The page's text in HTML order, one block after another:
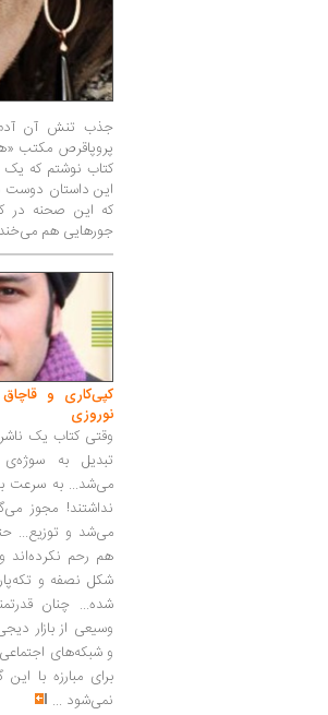
جذب تنش آن
پروپاقرص مکتب
کتاب نوشتم که یک
این داستان دوست
که این صحنه در
جورهایی هم
کپی‌کاری و
نوروزی
وقتی کتاب یک
تبدیل به سوژه‌ی
می‌شد... به سرعت
نداشتند! مجوز
می‌شد و توزیع...
هم رحم نکرده‌اند
شکل نصفه و
شده... چنان
وسیعی از بازار
و شبکه‌های اجتماعی
برای مبارزه با
نمی‌شود ...